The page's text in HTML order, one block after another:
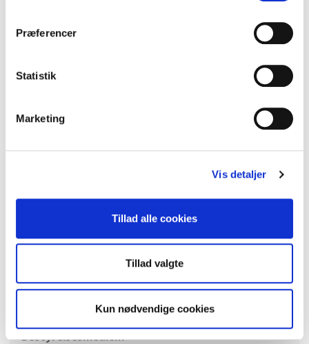
Præferencer
Statistik
Marketing
Vis detaljer
Tillad alle cookies
Tillad valgte
Kun nødvendige cookies
Bestyrelsesmedlem
Genan A/S
Bestyrelsesmedlem